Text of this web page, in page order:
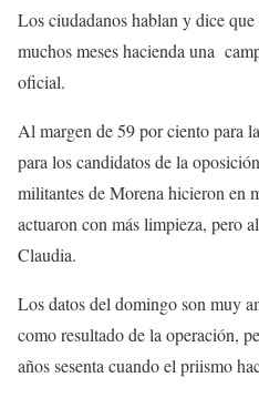
Los ciudadanos hablan y dice
muchos meses hacienda una
oficial.
Al margen de 59 por ciento para
para los candidatos de la
militantes de Morena hicieron en
actuaron con más limpieza, pero
Claudia.
Los datos del domingo son muy
como resultado de la operación,
años sesenta cuando el priismo